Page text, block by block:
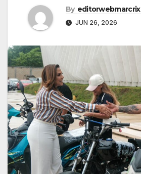
By editorwebmarcrix
JUN 26, 2026